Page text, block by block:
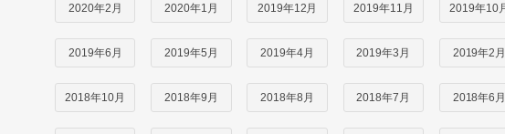
2020年2月 2020年1月 2019年12月 2019年11月 2019年10
2019年6月 2019年5月 2019年4月 2019年3月 2019年2
2018年10月 2018年9月 2018年8月 2018年7月 2018年6